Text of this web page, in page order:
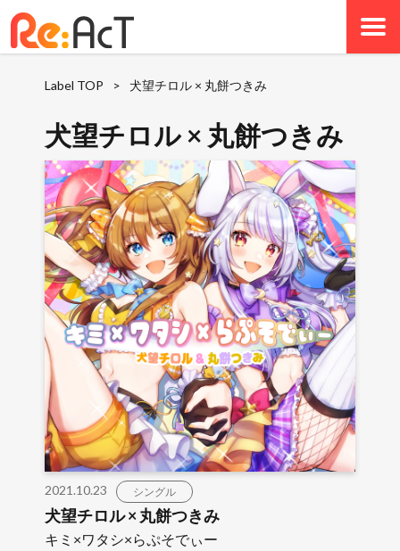
Label TOP > 犬望チロル × 丸餅つきみ
犬望チロル × 丸餅つきみ
2021.10.23 シングル
犬望チロル × 丸餅つきみ
キミ×ワタシ×らぷそでぃー